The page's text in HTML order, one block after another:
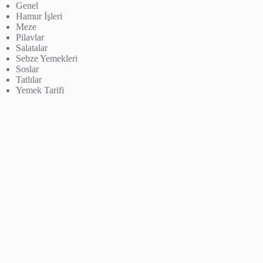
Genel
Hamur İşleri
Meze
Pilavlar
Salatalar
Sebze Yemekleri
Soslar
Tatlılar
Yemek Tarifi